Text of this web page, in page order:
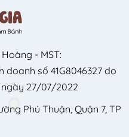
- MST:
doanh số 41G8046327 do
ngày 27/07/2022
Phú Thuận, Quận 7, TP